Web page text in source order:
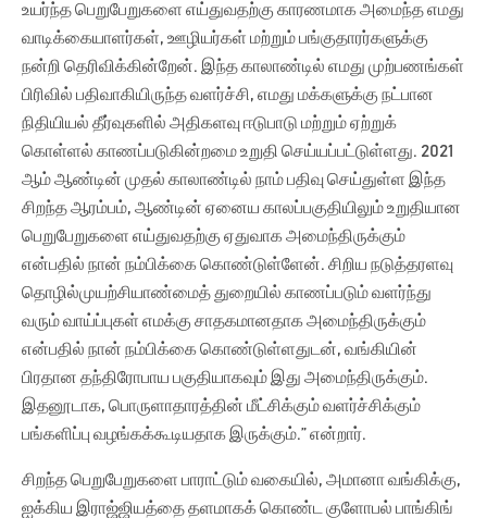
உயர்ந்த பெறுபேறுகளை எய்துவதற்கு காரணமாக அமைந்த எமது
வாடிக்கையாளர்கள், ஊழியர்கள் மற்றும் பங்குதாரர்களுக்கு
நன்றி தெரிவிக்கின்றேன். இந்த காலாண்டில் எமது முற்பணங்கள்
பிரிவில் பதிவாகியிருந்த வளர்ச்சி, எமது மக்களுக்கு நட்பான
நிதியியல் தீர்வுகளில் அதிகளவு ஈடுபாடு மற்றும் ஏற்றுக்
கொள்ளல் காணப்படுகின்றமை உறுதி செய்யப்பட்டுள்ளது. 2021
ஆம் ஆண்டின் முதல் காலாண்டில் நாம் பதிவு செய்துள்ள இந்த
சிறந்த ஆரம்பம், ஆண்டின் ஏனைய காலப்பகுதியிலும் உறுதியான
பெறுபேறுகளை எய்துவதற்கு ஏதுவாக அமைந்திருக்கும்
என்பதில் நான் நம்பிக்கை கொண்டுள்ளேன். சிறிய நடுத்தரளவு
தொழில்முயற்சியாண்மைத் துறையில் காணப்படும் வளர்ந்து
வரும் வாய்ப்புகள் எமக்கு சாதகமானதாக அமைந்திருக்கும்
என்பதில் நான் நம்பிக்கை கொண்டுள்ளதுடன், வங்கியின்
பிரதான தந்திரோபாய பகுதியாகவும் இது அமைந்திருக்கும்.
இதனூடாக, பொருளாதாரத்தின் மீட்சிக்கும் வளர்ச்சிக்கும்
பங்களிப்பு வழங்கக்கூடியதாக இருக்கும்.” என்றார்.
சிறந்த பெறுபேறுகளை பாராட்டும் வகையில், அமானா வங்கிக்கு,
ஐக்கிய இராஜ்ஜியத்தை தளமாகக் கொண்ட குளோபல் பாங்கிங்